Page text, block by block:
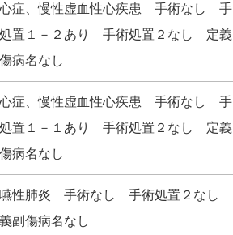
症、慢性虚血性心疾患 手術なし 手
置１－２あり 手術処置２なし 定義
病名なし
症、慢性虚血性心疾患 手術なし 手
置１－１あり 手術処置２なし 定義
病名なし
性肺炎 手術なし 手術処置２なし
副傷病名なし